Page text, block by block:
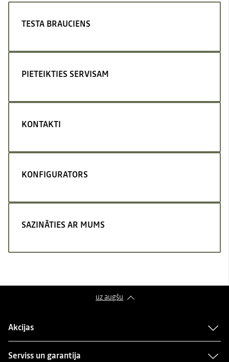
TESTA BRAUCIENS
PIETEIKTIES SERVISAM
KONTAKTI
KONFIGURATORS
SAZINĀTIES AR MUMS
uz augšu
Akcijas
Serviss un garantija